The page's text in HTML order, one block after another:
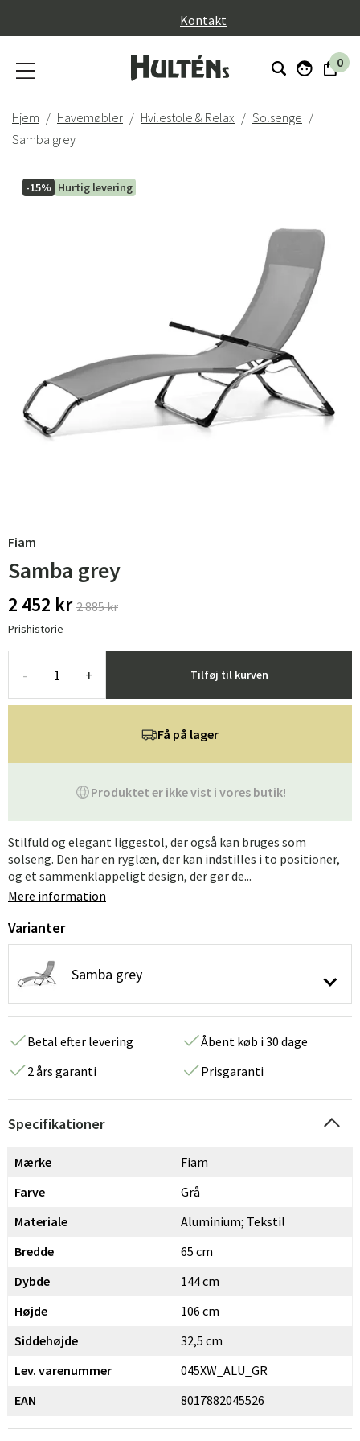
Kontakt
0
Hjem Havemøbler Hvilestole & Relax
Solsenge
Samba grey
-15% Hurtig levering
Fiam
Samba grey
2 452 kr 2 885 kr
Prishistorie
- + Tilføj til kurven
Produktet er ikke vist i vores butik!
Få på lager
Stilfuld og elegant liggestol, der også kan bruges som
solseng. Den har en ryglæn, der kan indstilles i to positioner,
og et sammenklappeligt design, der gør de...
Mere information
Varianter
Samba grey
Betal efter levering
Åbent køb i 30 dage
2 års garanti
Prisgaranti
Specifikationer
Mærke
Fiam
Farve
Grå
Materiale
Aluminium; Tekstil
Bredde
65 cm
Dybde
144 cm
Højde
106 cm
Siddehøjde
32,5 cm
Lev. varenummer
045XW_ALU_GR
EAN
8017882045526